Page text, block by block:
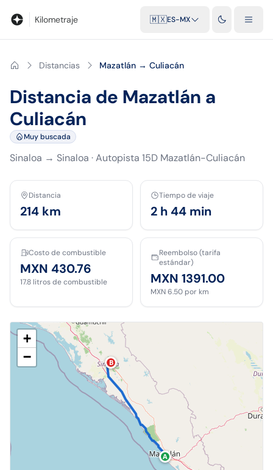
Kilometraje 🇲🇽ES-MX
Distancias Mazatlán → Culiacán
Distancia de Mazatlán a
Culiacán
Muy buscada
Sinaloa → Sinaloa ·Autopista 15D Mazatlán-Culiacán
Distancia
214 km
Tiempo de viaje
2 h 44 min
Costo de combustible
MXN 430.76
17.8 litros de combustible
Reembolso (tarifa
estándar)
MXN 1391.00
MXN 6.50 por km
A
B
+
−